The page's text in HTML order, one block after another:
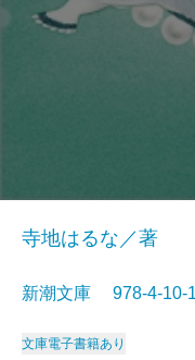
寺地はるな／著
新潮文庫 978-4-
文庫電子書籍あり